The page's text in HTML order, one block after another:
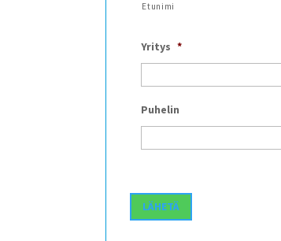
Etunimi
Yritys *
Puhelin